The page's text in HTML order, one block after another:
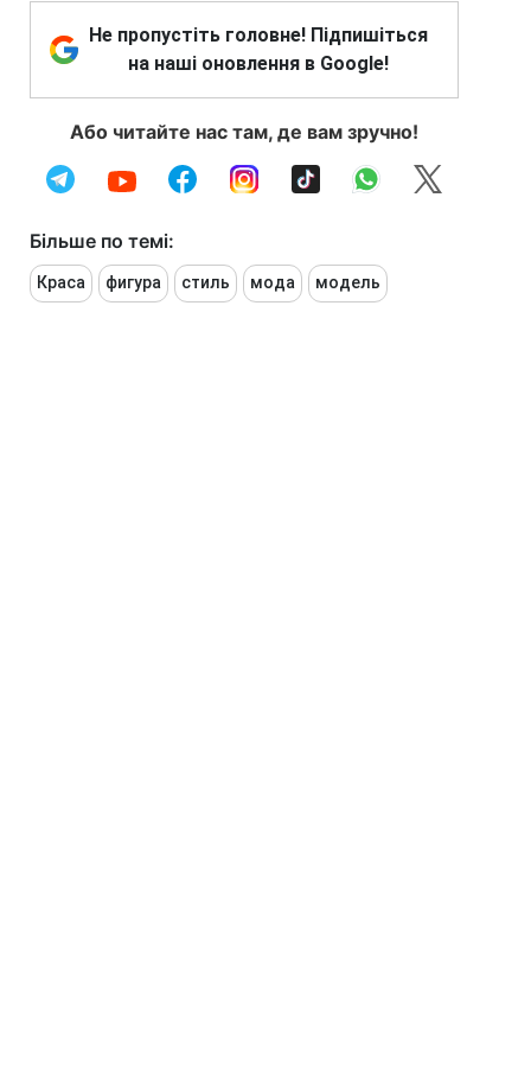
Не пропустіть головне! Підпишіться
на наші оновлення в Google!
Або читайте нас там, де вам зручно!
Більше по темі:
Краса фигура стиль мода модель